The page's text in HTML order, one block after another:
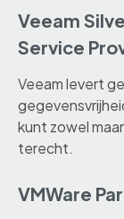
Veeam
Service
Veeam levert
kunt zowel
terecht.
VMWare